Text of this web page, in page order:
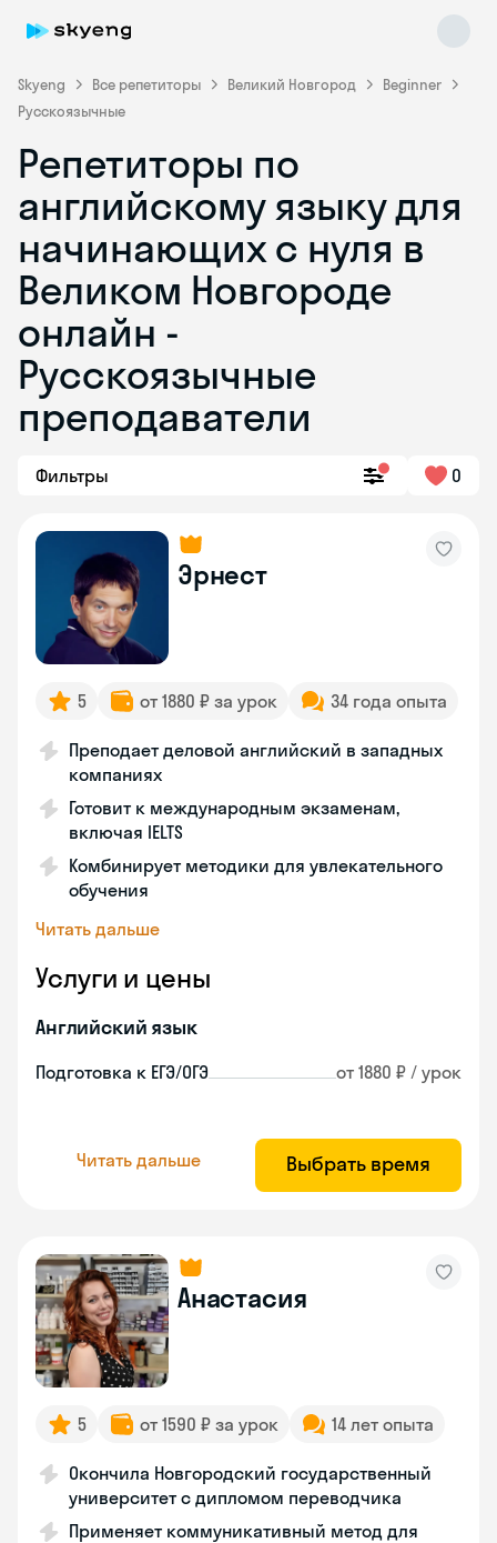
Skyeng Все репетиторы Великий Новгород
Beginner
Русскоязычные
Репетиторы по
английскому языку для
начинающих с нуля в
Великом Новгороде
онлайн -
Русскоязычные
преподаватели
Фильтры 0
Эрнест
5 от 1880 ₽ за урок 34 года опыта
Преподает деловой английский в западных
компаниях
Готовит к международным экзаменам,
включая IELTS
Комбинирует методики для увлекательного
обучения
Читать дальше
Услуги и цены
Английский язык
Подготовка к ЕГЭ/ОГЭ от 1880 ₽ / урок
Читать дальше Выбрать время
Анастасия
5 от 1590 ₽ за урок 14 лет опыта
Окончила Новгородский государственный
университет с дипломом переводчика
Применяет коммуникативный метод для
Skyeng Chat